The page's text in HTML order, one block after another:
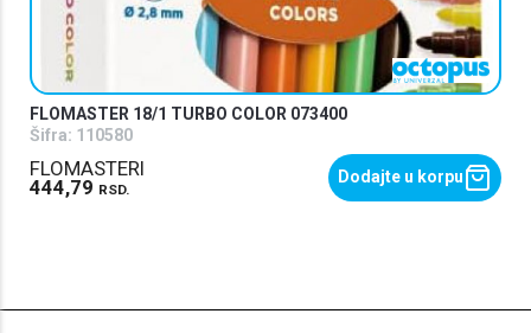
FLOMASTER 18/1 TURBO COLOR 073400
Šifra: 110580
FLOMASTERI
444,79 RSD.
Dodajte u korpu